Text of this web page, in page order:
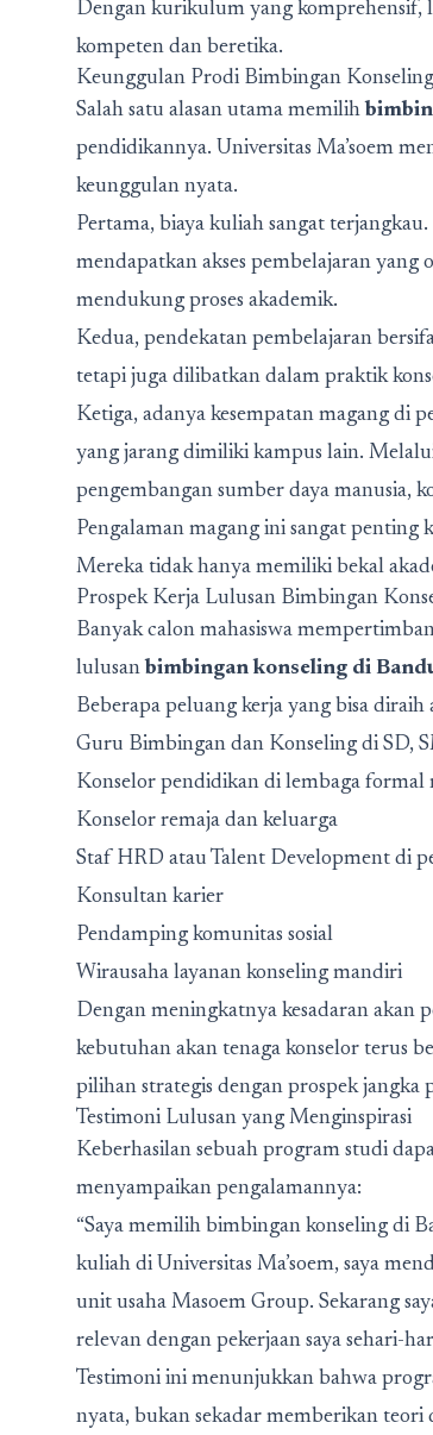
Dengan kurikulum yang komprehensif,
kompeten dan beretika.
Keunggulan Prodi Bimbingan Konseling
Salah satu alasan utama memilih
pendidikannya. Universitas Ma’soem
keunggulan nyata.
Pertama, biaya kuliah sangat
mendapatkan akses pembelajaran yang
mendukung proses akademik.
Kedua, pendekatan pembelajaran
tetapi juga dilibatkan dalam praktik
Ketiga, adanya kesempatan magang di
yang jarang dimiliki kampus lain.
pengembangan sumber daya manusia,
Pengalaman magang ini sangat penting
Mereka tidak hanya memiliki bekal
Prospek Kerja Lulusan Bimbingan
Banyak calon mahasiswa
lulusan bimbingan konseling di
Beberapa peluang kerja yang bisa diraih
Guru Bimbingan dan Konseling di SD,
Konselor pendidikan di lembaga
Konselor remaja dan keluarga
Staf HRD atau Talent Development di
Konsultan karier
Pendamping komunitas sosial
Wirausaha layanan konseling mandiri
Dengan meningkatnya kesadaran akan
kebutuhan akan tenaga konselor terus
pilihan strategis dengan prospek jangka
Testimoni Lulusan yang Menginspirasi
Keberhasilan sebuah program studi
menyampaikan pengalamannya:
“Saya memilih bimbingan konseling di
kuliah di Universitas Ma’soem, saya
unit usaha Masoem Group. Sekarang
relevan dengan pekerjaan saya sehari-
Testimoni ini menunjukkan bahwa
nyata, bukan sekadar memberikan teori